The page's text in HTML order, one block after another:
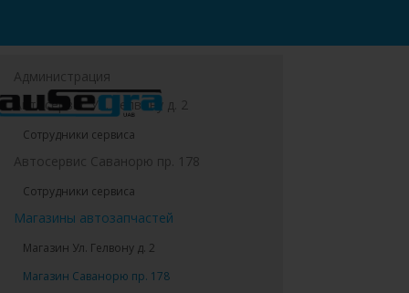
Администрация
Автосервис Ул. Гелвону д. 2
Сотрудники сервиса
Автосервис Саванорю пр. 178
Сотрудники сервиса
Магазины автозапчастей
Магазин Ул. Гелвону д. 2
Магазин Саванорю пр. 178